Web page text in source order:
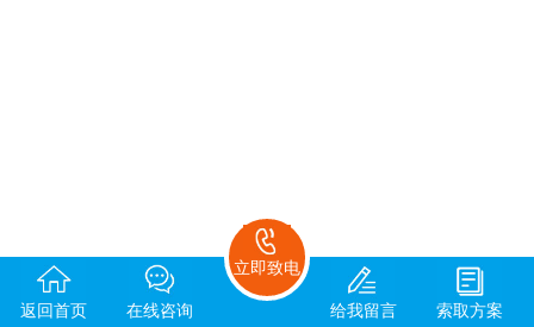
返回首页 在线咨询 给我留言 索取方案
立即致电